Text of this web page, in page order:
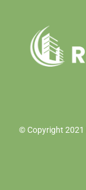
©Copyright 2021